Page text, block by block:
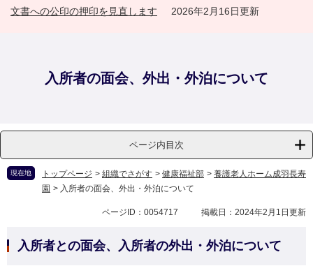
文書への公印の押印を見直します
2026年2月16日更新
入所者の面会、外出・外泊について
ページ内目次
現在地 トップページ > 組織でさがす > 健康福祉部 > 養護老人ホーム成羽長寿
園 > 入所者の面会、外出・外泊について
ページID：0054717 掲載日：2024年2月1日更新
入所者との面会、入所者の外出・外泊について